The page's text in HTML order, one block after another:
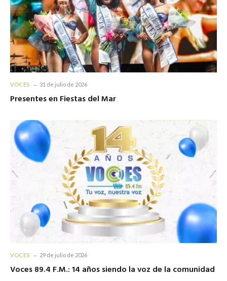
VOCES 31 de julio de 2026
Presentes en Fiestas del Mar
VOCES 29 de julio de 2026
Voces 89.4 F.M.: 14 años siendo la voz de la comunidad